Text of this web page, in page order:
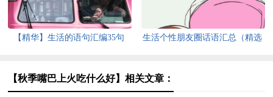
【精华】生活的语句汇编35句
生活个性朋友圈话语汇总（精选
【秋季嘴巴上火吃什么好】相关文章：